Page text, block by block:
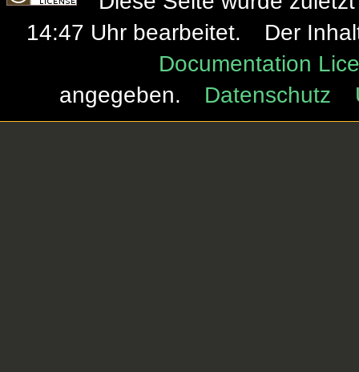
14:47 Uhr bearbeitet.
Der
Documentation
angegeben.
Datenschutz